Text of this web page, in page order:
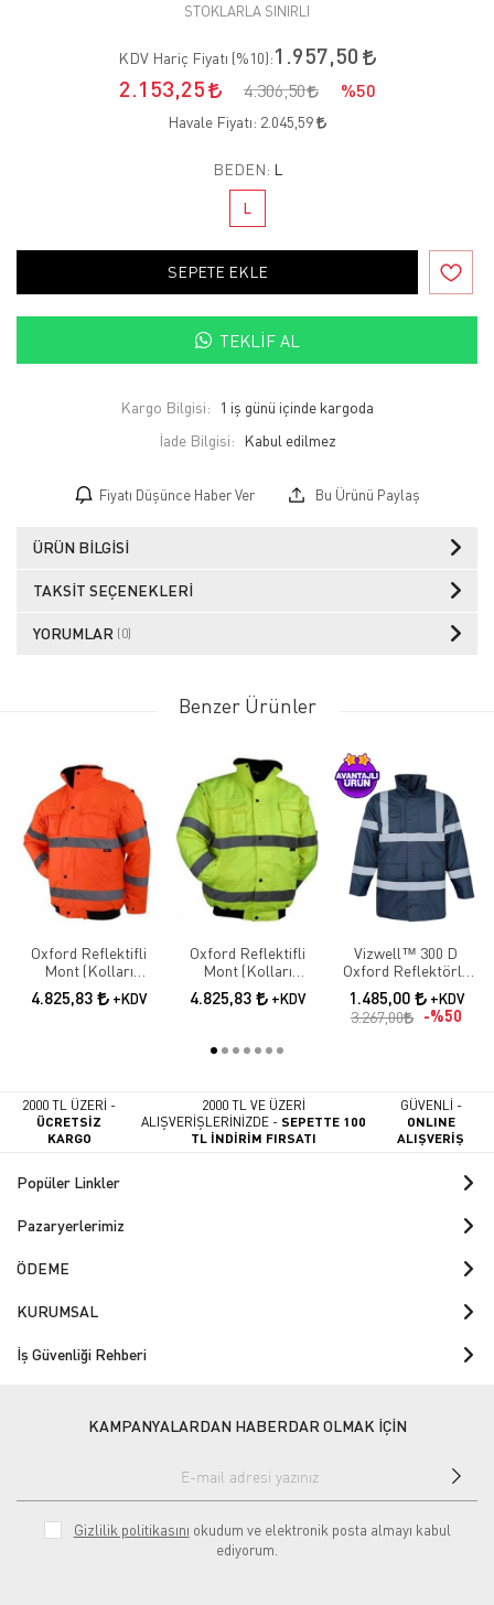
STOKLARLA SINIRLI
KDV Hariç Fiyatı (%10):1.957,50
2.153,25
4.306,50 %50
Havale Fiyatı: 2.045,59
BEDEN: L
L
SEPETE EKLE
TEKLIF AL
Kargo Bilgisi:
1 iş günü içinde kargoda
İade Bilgisi:
Fiyatı Düşünce Haber Ver Bu Ürünü Paylaş
ÜRÜN BILGISI
TAKSIT SEÇENEKLERI
YORUMLAR (0)
Benzer Ürünler
Oxford Reflektifli
Mont (Kolları
Çıkmalı)
4.825,83 +KDV
Oxford Reflektifli
Mont (Kolları
Çıkmalı)
4.825,83 +KDV
Vizwell™ 300 D
Oxford Reflektörlü
İçi Kapitoneli Lacivert
Parka
1.485,00 +KDV
3.267,00 %50
2000 TL ÜZERİ -
ÜCRETSİZ
KARGO
2000 TL VE ÜZERİ
ALIŞVERİŞLERİNİZDE -SEPETTE 100
TL İNDİRİM FIRSATI
GÜVENLİ -
ONLINE
ALIŞVERİŞ
Popüler Linkler
Pazaryerlerimiz
ÖDEME
KURUMSAL
İş Güvenliği Rehberi
KAMPANYALARDAN HABERDAR OLMAK İÇİN
Gizlilik politikasını okudum ve elektronik posta almayı kabul
ediyorum.